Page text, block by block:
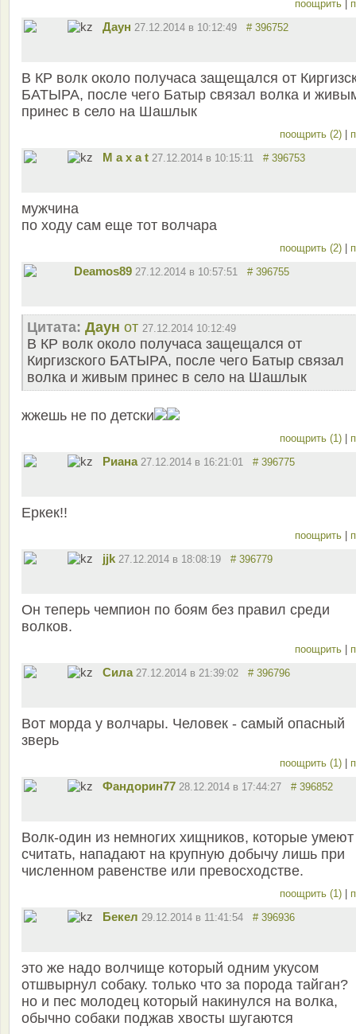
поощрить
Даун 27.12.2014 в 10:12:49 # 396752
В КР волк около получаса защещался от
БАТЫРА, после чего Батыр связал волка и
принес в село на Шашлык
поощрить (2)
M a x a t 27.12.2014 в 10:15:11 # 396753
мужчина
по ходу сам еще тот волчара
поощрить (2)
Deamos89 27.12.2014 в 10:57:51 # 396755
Цитата: Даун от 27.12.2014 10:12:49
В КР волк около получаса защещался от
Киргизского БАТЫРА, после чего Батыр связал
волка и живым принес в село на Шашлык
жжешь не по детски
поощрить (1)
Риана 27.12.2014 в 16:21:01 # 396775
Еркек!!
поощрить
jjk 27.12.2014 в 18:08:19 # 396779
Он теперь чемпион по боям без правил среди
волков.
поощрить
Сила 27.12.2014 в 21:39:02 # 396796
Вот морда у волчары. Человек - самый опасный
зверь
поощрить (1)
Фандорин77 28.12.2014 в 17:44:27 # 396852
Волк-один из немногих хищников, которые умеют
считать, нападают на крупную добычу лишь при
численном равенстве или превосходстве.
поощрить (1)
Бекел 29.12.2014 в 11:41:54 # 396936
это же надо волчище который одним укусом
отшвырнул собаку. только что за порода тайган?
но и пес молодец который накинулся на волка,
обычно собаки поджав хвосты шугаются